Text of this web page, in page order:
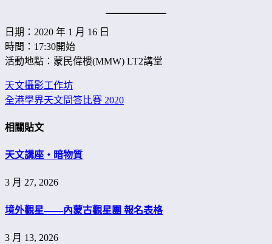
日期：2020 年 1 月 16 日
時間：17:30開始
活動地點：蒙民偉樓(MMW) LT2講堂
文
章
導
覽
天文攝影工作坊
全港學界天文問答比賽 2020
相關貼文
天文講座・暗物質
3 月 27, 2026
境外觀星——內蒙古觀星團 報名表格
3 月 13, 2026